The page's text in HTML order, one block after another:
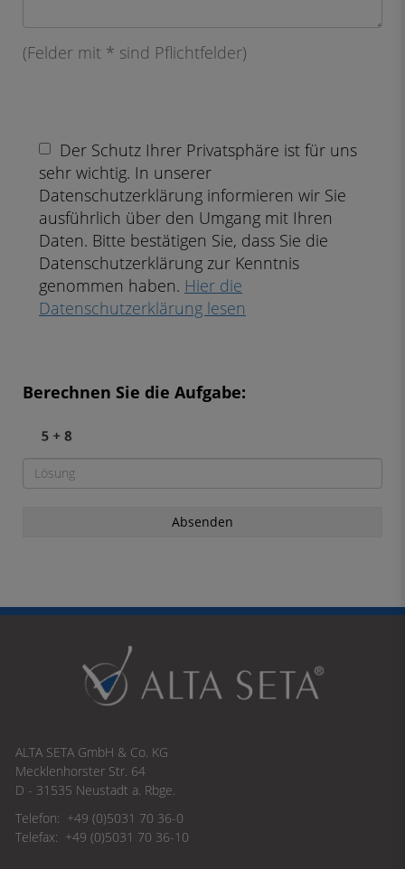
(Felder mit * sind Pflichtfelder)
Der Schutz Ihrer Privatsphäre ist für uns
sehr wichtig. In unserer
Datenschutzerklärung informieren wir Sie
ausführlich über den Umgang mit Ihren
Daten. Bitte bestätigen Sie, dass Sie die
Datenschutzerklärung zur Kenntnis
genommen haben. Hier die
Datenschutzerklärung lesen
Berechnen Sie die Aufgabe:
Absenden
ALTA SETA GmbH & Co. KG
Mecklenhorster Str. 64
D - 31535 Neustadt a. Rbge.
Telefon: +49 (0)5031 70 36-0
Telefax: +49 (0)5031 70 36-10